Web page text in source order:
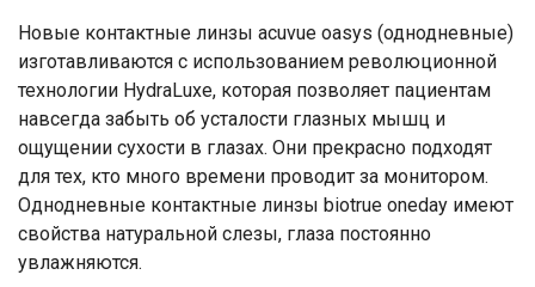
Новые контактные линзы acuvue oasys (однодневные)
изготавливаются с использованием революционной
технологии HydraLuxe, которая позволяет пациентам
навсегда забыть об усталости глазных мышц и
ощущении сухости в глазах. Они прекрасно подходят
для тех, кто много времени проводит за монитором.
Однодневные контактные линзы biotrue oneday имеют
свойства натуральной слезы, глаза постоянно
увлажняются.